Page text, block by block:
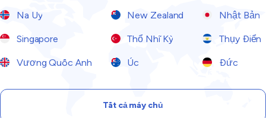
Na Uy New Zealand Nhật Bản
Singapore Thổ Nhĩ Kỳ Thụy Điển
Vương Quốc Anh Úc Đức
Tất cả máy chủ